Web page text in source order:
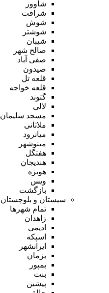
شاوور
شرافت
شوش
شوشتر
شیبان
صالح شهر
صفی آباد
صیدون
قلعه تل
قلعه خواجه
گتوند
لالی
مسجد سلیمان
ملاثانی
میانرود
مینوشهر
هفتگل
هندیجان
هویزه
ویس
بازگشت
سیستان و بلوچستان
تمام شهر‌ها
زاهدان
ادیمی
اسپکه
ایرانشهر
بزمان
بمپور
بنت
پیشین